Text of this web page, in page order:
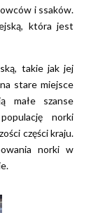
i ssaków.
która jest
takie jak jej
stare miejsce
małe szanse
norki
części kraju.
norki w